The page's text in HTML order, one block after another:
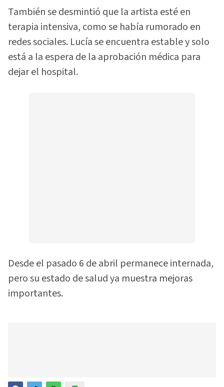
También se desmintió que la artista esté en
terapia intensiva, como se había rumorado en
redes sociales. Lucía se encuentra estable y solo
está a la espera de la aprobación médica para
dejar el hospital.
Desde el pasado 6 de abril permanece internada,
pero su estado de salud ya muestra mejoras
importantes.